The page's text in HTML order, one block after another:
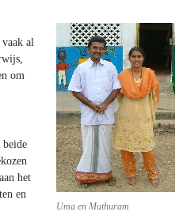
Uma en Muthuram
vaak al
om
het
en